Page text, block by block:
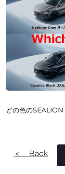
どの色の
＜ Back